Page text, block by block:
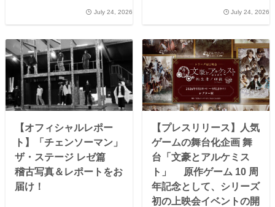
July 24, 2026 July 24, 2026
【オフィシャルレポー
ト】「チェンソーマン」
ザ・ステージ レゼ篇
稽古写真＆レポートをお
届け！
【プレスリリース】人気
ゲームの舞台化企画 舞
台「文豪とアルケミス
ト」 原作ゲーム 10 周
年記念として、シリーズ
初の上映会イベントの開